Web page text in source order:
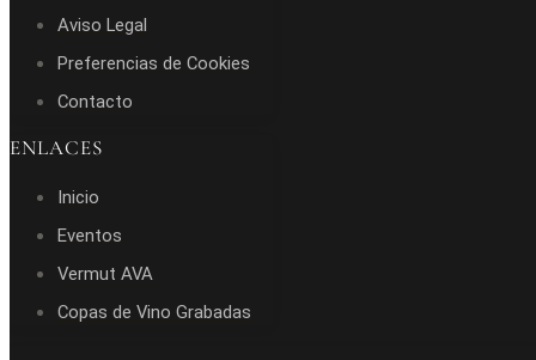
Aviso Legal
Preferencias de Cookies
Contacto
ENLACES
Inicio
Eventos
Vermut AVA
Copas de Vino Grabadas